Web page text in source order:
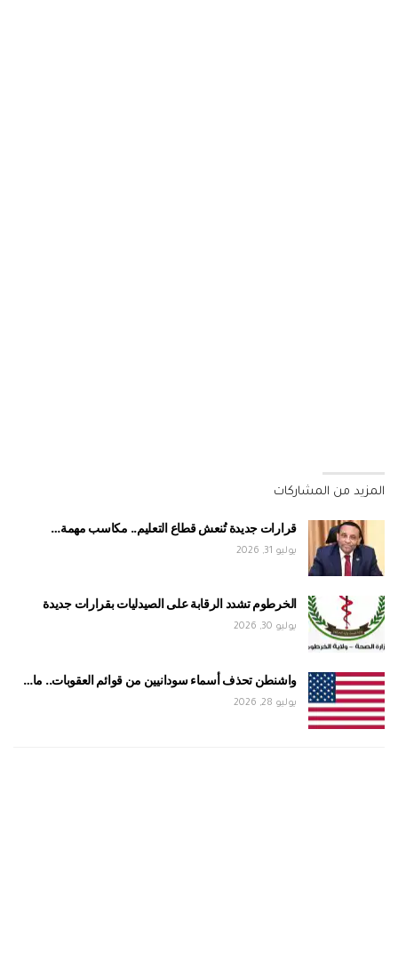
المزيد من المشاركات
قرارات جديدة تُنعش قطاع التعليم.. مكاسب مهمة…
يوليو 31, 2026
الخرطوم تشدد الرقابة على الصيدليات بقرارات جديدة
يوليو 30, 2026
واشنطن تحذف أسماء سودانيين من قوائم العقوبات.. ما…
يوليو 28, 2026